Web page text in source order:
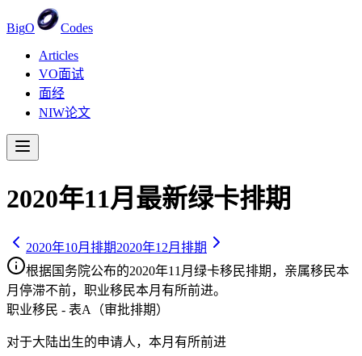
BigO
Codes
Articles
VO面试
面经
NIW论文
2020年11月最新绿卡排期
2020年10月排期2020年12月排期
根据国务院公布的2020年11 月绿卡移民排期，亲属移民本
月停滞不前，职业移民本月有所前进。
职业移民 - 表A（审批排期）
对于大陆出生的申请人， 本月有所前进